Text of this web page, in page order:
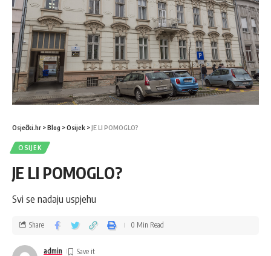
Osječki.hr >Blog >Osijek >JE LI POMOGLO?
OSIJEK
JE LI POMOGLO?
Svi se nadaju uspjehu
admin
Share 0 Min Read